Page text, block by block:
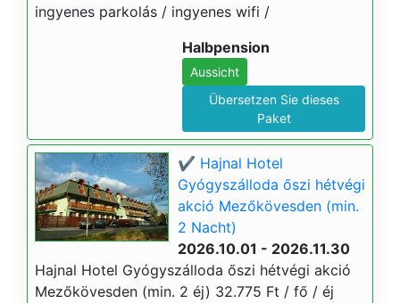
ingyenes parkolás / ingyenes wifi /
Halbpension
Aussicht
Übersetzen Sie dieses
Paket
✔️ Hajnal Hotel
Gyógyszálloda őszi hétvégi
akció Mezőkövesden (min.
2 Nacht)
2026.10.01 - 2026.11.30
Hajnal Hotel Gyógyszálloda őszi hétvégi akció
Mezőkövesden (min. 2 éj) 32.775 Ft / fő / éj